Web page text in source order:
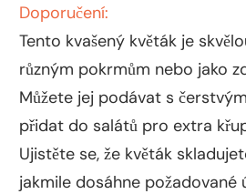
Doporučení:
Tento kvašený květák je
různým pokrmům nebo jako
Můžete jej podávat s
přidat do salátů pro extra
Ujistěte se, že květák
jakmile dosáhne požadované